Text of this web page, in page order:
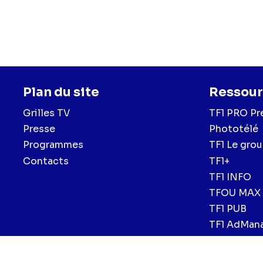
Plan du site
Grilles TV
Presse
Programmes
Contacts
TF1 PRO
Phototélé
TF1 Le
TF1+
TF1 INFO
TFOU MAX
TF1 PUB
TF1